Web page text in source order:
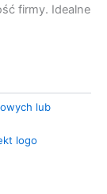
firmy. Idealne
lub
logo